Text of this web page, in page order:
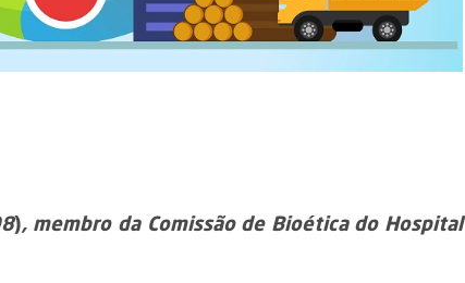
), membro da Comissão de Bioética do Hospital